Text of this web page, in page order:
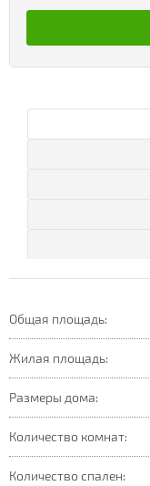
Общая площадь:
Жилая площадь:
Размеры дома:
Количество комнат:
Количество спален: